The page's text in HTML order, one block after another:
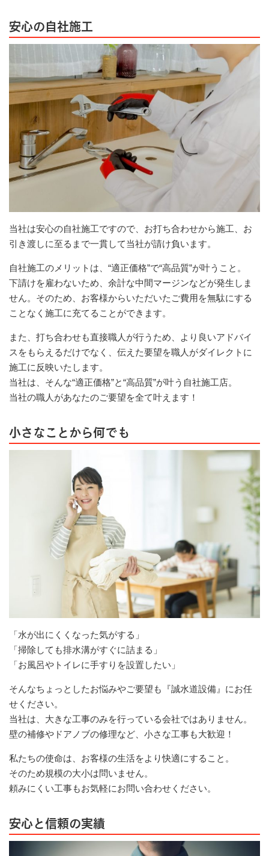
安心の自社施工
当社は安心の自社施工ですので、お打ち合わせから施工、お
引き渡しに至るまで一貫して当社が請け負います。
自社施工のメリットは、“適正価格”で“高品質”が叶うこと。
下請けを雇わないため、余計な中間マージンなどが発生しま
せん。そのため、お客様からいただいたご費用を無駄にする
ことなく施工に充てることができます。
また、打ち合わせも直接職人が行うため、より良いアドバイ
スをもらえるだけでなく、伝えた要望を職人がダイレクトに
施工に反映いたします。
当社は、そんな“適正価格”と“高品質”が叶う自社施工店。
当社の職人があなたのご要望を全て叶えます！
小さなことから何でも
「水が出にくくなった気がする」
「掃除しても排水溝がすぐに詰まる」
「お風呂やトイレに手すりを設置したい」
そんなちょっとしたお悩みやご要望も『誠水道設備』にお任
せください。
当社は、大きな工事のみを行っている会社ではありません。
壁の補修やドアノブの修理など、小さな工事も大歓迎！
私たちの使命は、お客様の生活をより快適にすること。
そのため規模の大小は問いません。
頼みにくい工事もお気軽にお問い合わせください。
安心と信頼の実績